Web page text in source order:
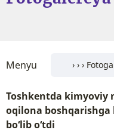
Menyu
Toshkentda kimyoviy
oqilona boshqarishga
bo‘lib o‘tdi